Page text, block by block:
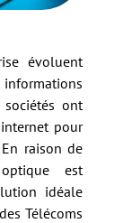
évoluent
ont
pour
raison de
est
idéale
Télécoms